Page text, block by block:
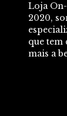
Loja
2020,
que
mais a